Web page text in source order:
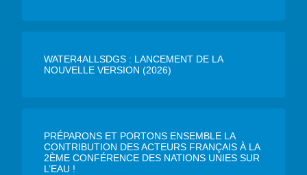
WATER4ALLSDGS : LANCEMENT DE LA
NOUVELLE VERSION (2026)
PRÉPARONS ET PORTONS ENSEMBLE LA
CONTRIBUTION DES ACTEURS FRANÇAIS À LA
2ÈME CONFÉRENCE DES NATIONS UNIES SUR
L’EAU !